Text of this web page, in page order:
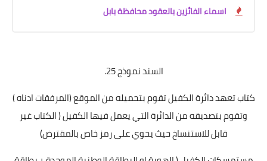
اسماء الفائزين بالعقود محافظة بابل
السند نموذج 25.
كتاب تعهد دائرة الكفيل تقوم بتحميله من الموقع (المرفقات ادناه )
وتقوم بتصديقه من الدائرة التي يعمل فيها الكفيل ( الكتاب غير
قابل للاستنساخ حيث يحوي على رمز خاص بالمقترض)